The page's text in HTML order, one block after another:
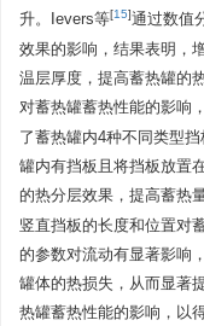
升。Ievers等[15]通过数值
效果的影响，结果表明，
温层厚度，提高蓄热罐的
对蓄热罐蓄热性能的影响
了蓄热罐内4种不同类型
罐内有挡板且将挡板放置
的热分层效果，提高蓄热
竖直挡板的长度和位置对
的参数对流动有显著影响
罐体的热损失，从而显著
热罐蓄热性能的影响，以